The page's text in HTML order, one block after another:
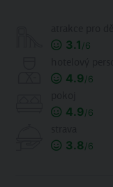
3.1 /6
4.9/6
4.9/6
3.8/6